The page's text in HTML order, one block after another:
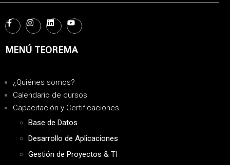
MENÚ TEOREMA
¿Quiénes somos?
Calendario de cursos
Capacitación y Certificaciones
Base de Datos
Desarrollo de Aplicaciones
Gestión de Proyectos & TI